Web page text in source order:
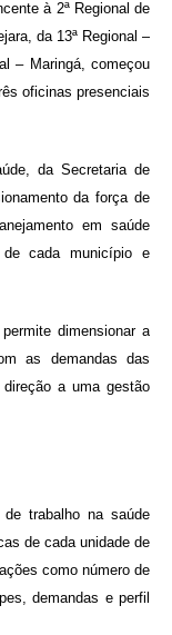
à 2ª Regional de
da 13ª Regional –
– Maringá, começou
oficinas presenciais
da Secretaria de
da força de
em saúde
de cada município e
dimensionar a
as demandas das
a uma gestão
trabalho na saúde
de cada unidade de
como número de
demandas e perfil